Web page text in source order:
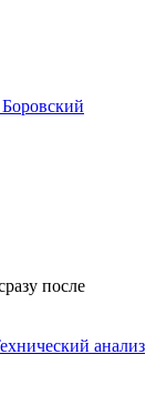
после
анализ